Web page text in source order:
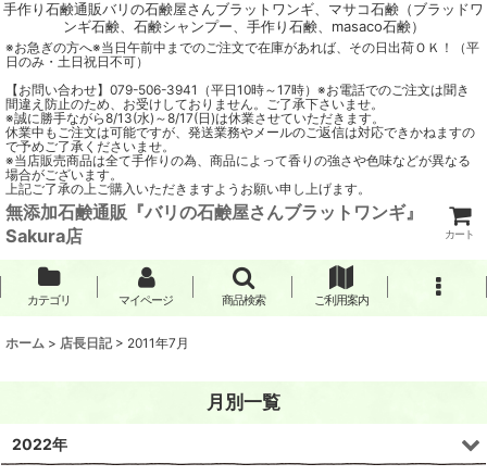
手作り石鹸通販バリの石鹸屋さんブラットワンギ、マサコ石鹸（ブラッドワ
ンギ石鹸、石鹸シャンプー、手作り石鹸、masaco石鹸）
※お急ぎの方へ※当日午前中までのご注文で在庫があれば、その日出荷ＯＫ！（平
日のみ・土日祝日不可）
【お問い合わせ】079-506-3941（平日10時～17時）※お電話でのご注文は聞き
間違え防止のため、お受けしておりません。ご了承下さいませ。
※誠に勝手ながら8/13(水)～8/17(日)は休業させていただきます。
休業中もご注文は可能ですが、発送業務やメールのご返信は対応できかねますの
で予めご了承くださいませ。
※当店販売商品は全て手作りの為、商品によって香りの強さや色味などが異なる
場合がございます。
上記ご了承の上ご購入いただきますようお願い申し上げます。
無添加石鹸通販『バリの石鹸屋さんブラットワンギ』
Sakura店
カート
カテゴリ マイページ 商品検索 ご利用案内
ホーム > 店長日記 > 2011年7月
月別一覧
2022年